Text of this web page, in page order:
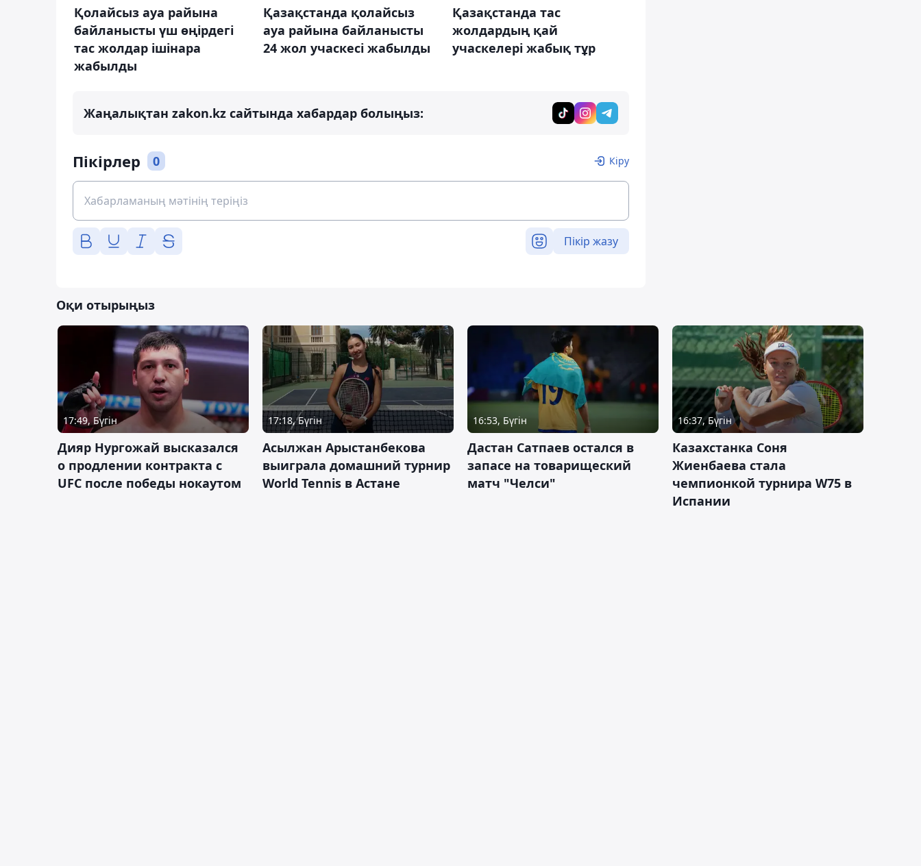
Қолайсыз ауа райына
байланысты үш өңірдегі
тас жолдар ішінара
жабылды
Қазақстанда қолайсыз
ауа райына байланысты
24 жол учаскесі жабылды
Қазақстанда тас
жолдардың қай
учаскелері жабық тұр
Жаңалықтан zakon.kz сайтында хабардар болыңыз:
Пікірлер 0 Кіру
Пікір жазу
Оқи отырыңыз
17:49, Бүгін
Дияр Нургожай высказался
о продлении контракта с
UFC после победы нокаутом
17:18, Бүгін
Асылжан Арыстанбекова
выиграла домашний турнир
World Tennis в Астане
16:53, Бүгін
Дастан Сатпаев остался в
запасе на товарищеский
матч "Челси"
16:37, Бүгін
Казахстанка Соня
Жиенбаева стала
чемпионкой турнира W75 в
Испании